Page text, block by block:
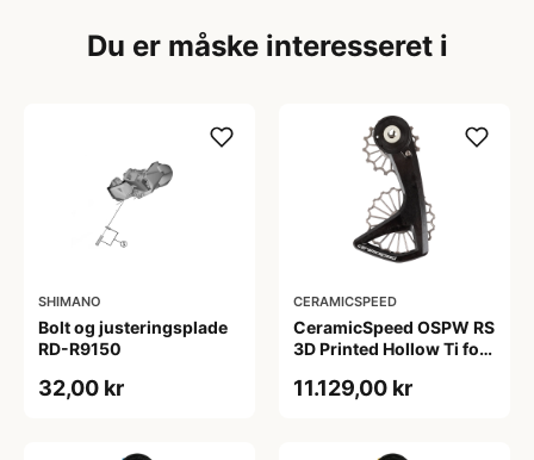
Du er måske interesseret i
SHIMANO
Bolt og justeringsplade
RD-R9150
32,00 kr
CERAMICSPEED
CeramicSpeed OSPW RS
3D Printed Hollow Ti for
E1
11.129,00 kr